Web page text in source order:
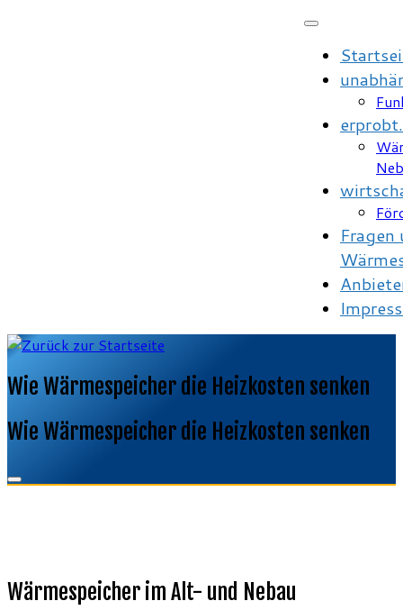
erprobt.
Wie Wärmespeicher die Heizkosten senken
Wie Wärmespeicher die Heizkosten senken
Wärmespeicher im Alt- und Nebau